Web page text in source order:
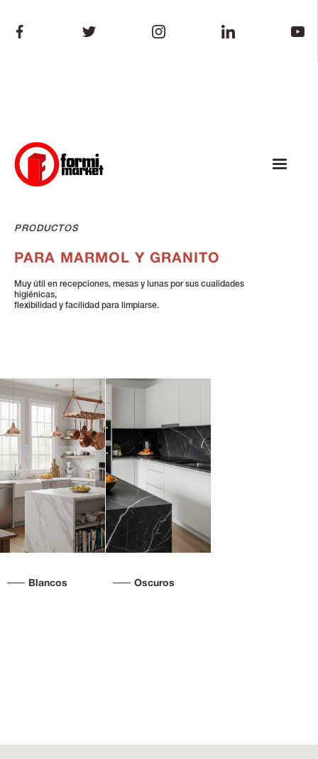
PRODUCTOS
PARA MARMOL Y GRANITO
Muy útil en recepciones, mesas y lunas por sus cualidades
higiénicas,
flexibilidad y facilidad para limpiarse.
Blancos Oscuros